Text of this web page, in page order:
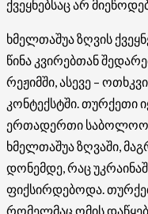
ქვეყნებსაც არ
ხმელთაშუა ზღვის
წინა კვირებთან
რეჟიმში, ასევე –
კონტექსტში. თურქეთი
ერთადერთი საბოლოო
ხმელთაშუა ზღვაში,
დონემდე, რაც
ფიქსირდებოდა.
რომელმაც ომის